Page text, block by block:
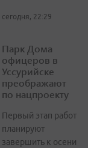
сегодня, 22:29
Парк Дома
офицеров в
Уссурийске
преображают
по нацпроекту
Первый этап работ
планируют
завершить к осени